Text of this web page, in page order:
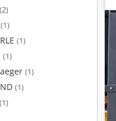
(2)
(1)
(1)
(1)
(1)
(1)
(1)